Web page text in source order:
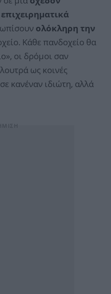
ολόκληρη την
Κάθε πανδοχείο θα
οι δρόμοι σαν
ως κοινές
κανέναν ιδιώτη, αλλά